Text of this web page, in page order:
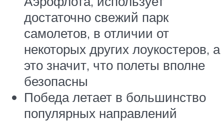
достаточно свежий парк
самолетов, в отличии от
некоторых других лоукостеров, а
это значит, что полеты вполне
безопасны
Победа летает в большинство
популярных направлений